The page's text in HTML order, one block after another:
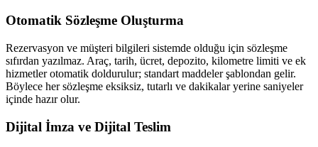
Otomatik Sözleşme Oluşturma
Rezervasyon ve müşteri bilgileri sistemde olduğu için sözleşme
sıfırdan yazılmaz. Araç, tarih, ücret, depozito, kilometre limiti ve ek
hizmetler otomatik doldurulur; standart maddeler şablondan gelir.
Böylece her sözleşme eksiksiz, tutarlı ve dakikalar yerine saniyeler
içinde hazır olur.
Dijital İmza ve Dijital Teslim